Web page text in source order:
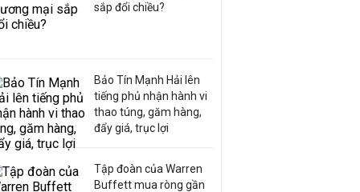
sắp đổi chiều?
Bảo Tín Mạnh Hải lên
tiếng phủ nhận hành vi
thao túng, găm hàng,
đẩy giá, trục lợi
Tập đoàn của Warren
Buffett mua ròng gần